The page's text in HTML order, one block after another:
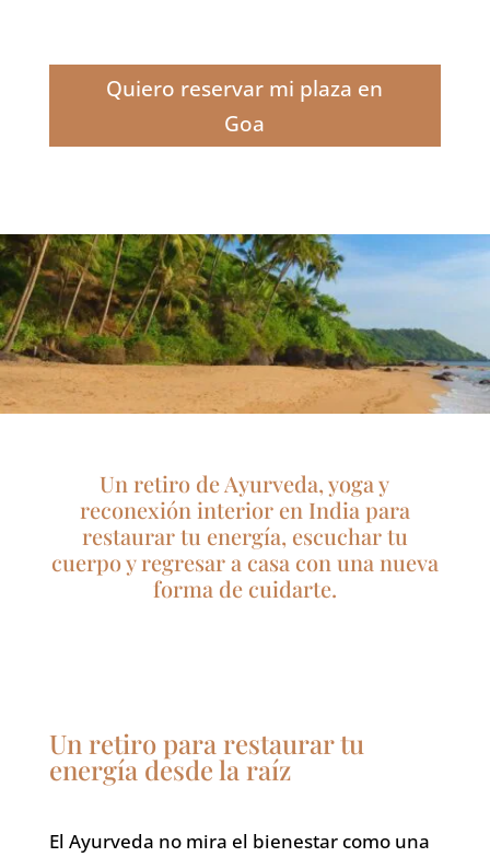
Quiero reservar mi plaza en
Goa
Un retiro de Ayurveda, yoga y
reconexión interior en India para
restaurar tu energía, escuchar tu
cuerpo y regresar a casa con una nueva
forma de cuidarte.
Un retiro para restaurar tu
energía desde la raíz
El Ayurveda no mira el bienestar como una